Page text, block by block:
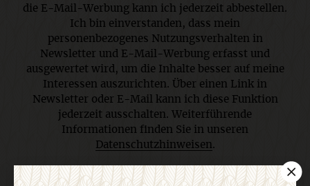
die E-Mail-Werbung kann ich jederzeit abbestellen.
Ich bin einverstanden, dass mein
personenbezogenes Nutzungsverhalten in
Newsletter und E-Mail-Werbung erfasst und
ausgewertet wird, um die Inhalte besser auf meine
Interessen auszurichten. Über einen Link in
Newsletter oder E-Mail kann ich diese Funktion
jederzeit ausschalten. Weiterführende
Informationen finden Sie in unseren
Datenschutzhinweisen.